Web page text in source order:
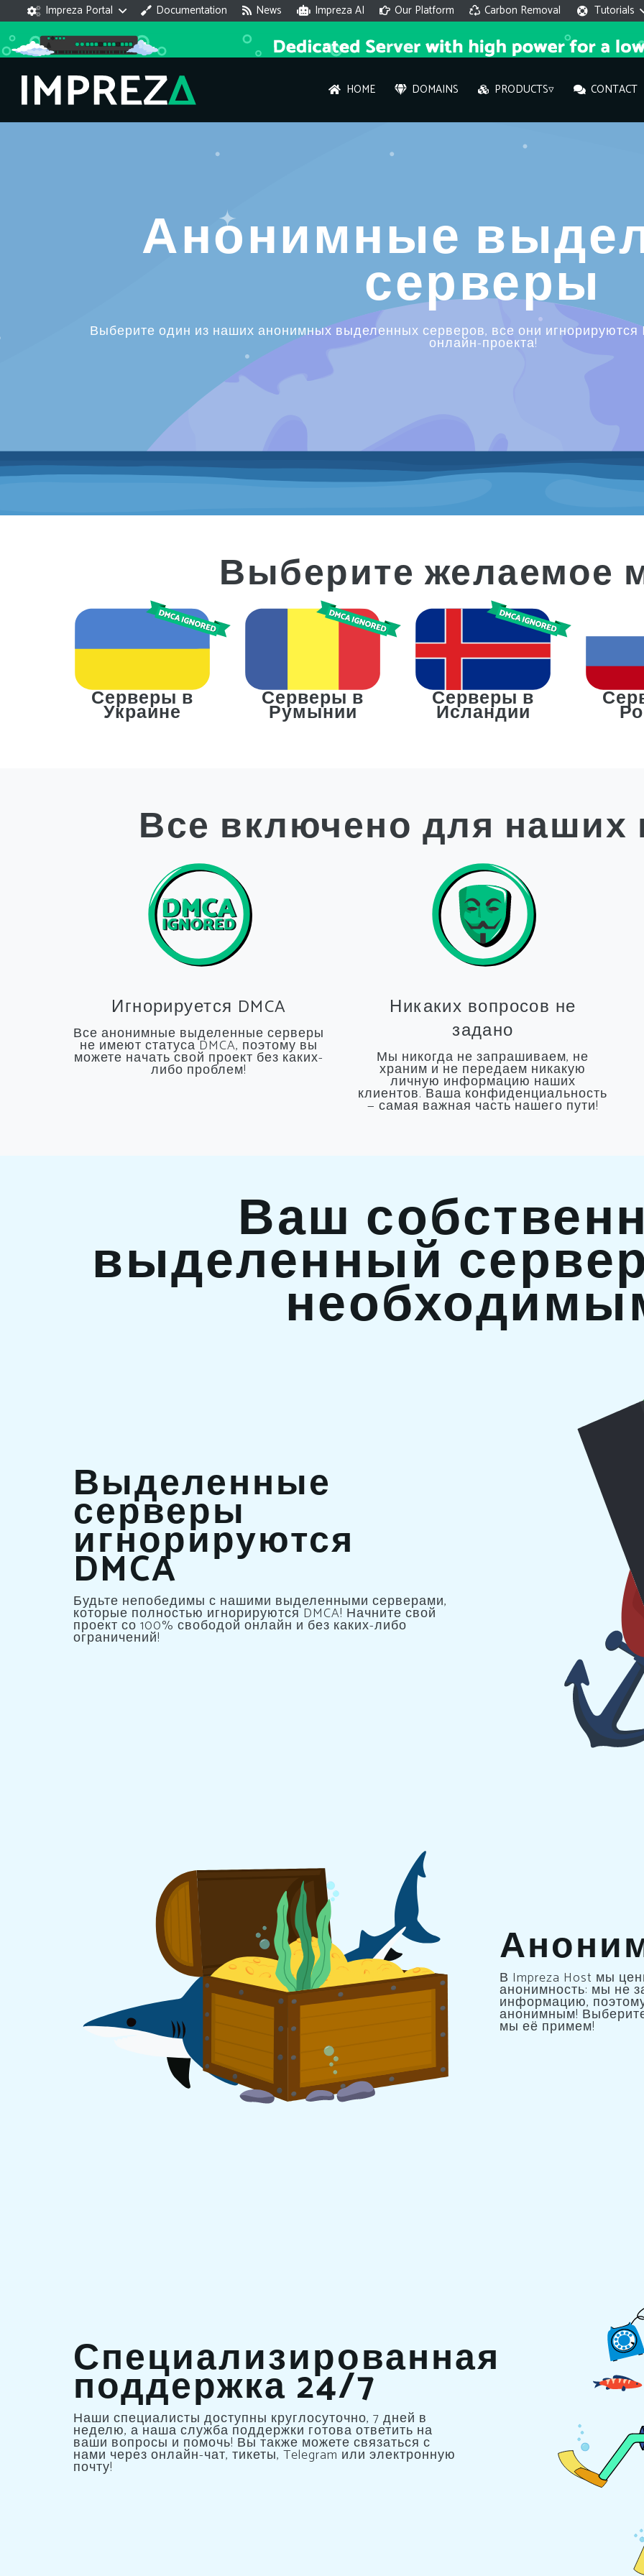
Impreza Portal Documentation News Impreza AI Our Platform Carbon Removal Tutorials
HOME DOMAINS PRODUCTS▿ CONTACT
you
How to
Анонимные
серверы
Выберите один из наших анонимных выделенных серверов, все они игнорируются
онлайн-проекта!
Выберите желаемое
Серверы в
Украине Серверы в
Румынии Серверы в
Исландии
Все включено для наших
Игнорируется DMCA
Все анонимные выделенные серверы
не имеют статуса DMCA, поэтому вы
можете начать свой проект без каких-
либо проблем!
Никаких вопросов не
задано
Мы никогда не запрашиваем, не
храним и не передаем никакую
личную информацию наших
клиентов. Ваша конфиденциальность
— самая важная часть нашего пути!
Ваш
выделенный
Выделенные
серверы
игнорируются
DMCA
Будьте непобедимы с нашими выделенными серверами,
которые полностью игнорируются DMCA! Начните свой
проект со 100% свободой онлайн и без каких-либо
ограничений!
В Impreza Host мы
анонимность: мы не
информацию,
анонимным!
мы её примем!
Специализированная
поддержка 24/7
Наши специалисты доступны круглосуточно, 7 дней в
неделю, а наша служба поддержки готова ответить на
ваши вопросы и помочь! Вы также можете связаться с
нами через онлайн-чат, тикеты, Telegram или электронную
почту!